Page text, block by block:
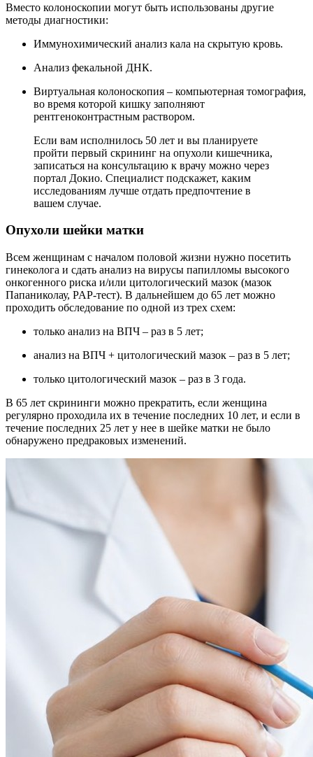
Вместо колоноскопии могут быть использованы другие
методы диагностики:
Иммунохимический анализ кала на скрытую кровь.
Анализ фекальной ДНК.
Виртуальная колоноскопия – компьютерная томография,
во время которой кишку заполняют
рентгеноконтрастным раствором.
Если вам исполнилось 50 лет и вы планируете
пройти первый скрининг на опухоли кишечника,
записаться на консультацию к врачу можно через
портал Докио. Специалист подскажет, каким
исследованиям лучше отдать предпочтение в
вашем случае.
Опухоли шейки матки
Всем женщинам с началом половой жизни нужно посетить
гинеколога и сдать анализ на вирусы папилломы высокого
онкогенного риска и/или цитологический мазок (мазок
Папаниколау, PAP-тест). В дальнейшем до 65 лет можно
проходить обследование по одной из трех схем:
только анализ на ВПЧ – раз в 5 лет;
анализ на ВПЧ + цитологический мазок – раз в 5 лет;
только цитологический мазок – раз в 3 года.
В 65 лет скрининги можно прекратить, если женщина
регулярно проходила их в течение последних 10 лет, и если в
течение последних 25 лет у нее в шейке матки не было
обнаружено предраковых изменений.